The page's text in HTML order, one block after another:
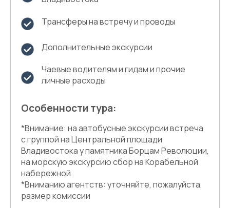
Трансферы на встречу и проводы
Дополнительные экскурсии
Чаевые водителям и гидам и прочие
личные расходы
Особенности тура:
*Внимание: на автобусные экскурсии встреча
с группой на Центральной площади
Владивостока у памятника Борцам Революции,
на морскую экскурсию сбор на Корабельной
набережной
*Вниманию агентств: уточняйте, пожалуйста,
размер комиссии